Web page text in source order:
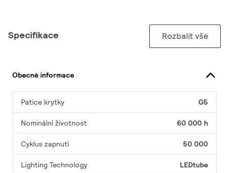
Specifikace Rozbalit vše
Obecné informace
Patice krytky G5
Nominální životnost 60 000 h
Cyklus zapnutí 50 000
Lighting Technology LEDtube